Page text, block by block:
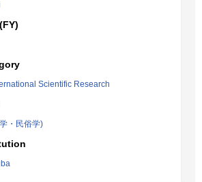
Scientific Research
・民俗学)